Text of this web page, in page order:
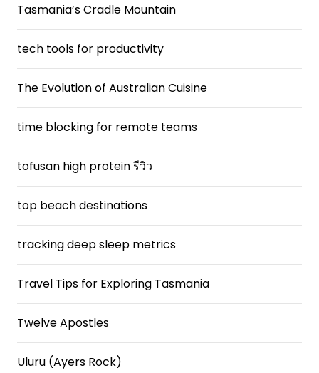
Tasmania’s Cradle Mountain
tech tools for productivity
The Evolution of Australian Cuisine
time blocking for remote teams
tofusan high protein รีวิว
top beach destinations
tracking deep sleep metrics
Travel Tips for Exploring Tasmania
Twelve Apostles
Uluru (Ayers Rock)